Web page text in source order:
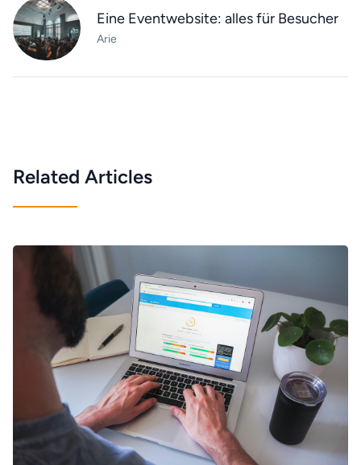
Eine Eventwebsite: alles für Besucher
Arie
Related Articles